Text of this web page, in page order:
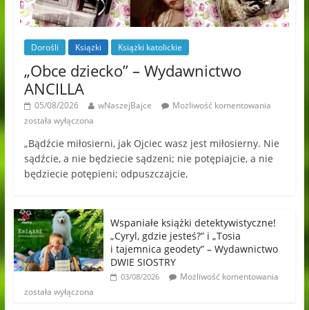
Dorośli Książki Książki katolickie
„Obce dziecko” – Wydawnictwo
ANCILLA
05/08/2026 wNaszejBajce
Możliwość komentowania
została wyłączona
„Bądźcie miłosierni, jak Ojciec wasz jest miłosierny. Nie
sądźcie, a nie będziecie sądzeni; nie potępiajcie, a nie
będziecie potępieni; odpuszczajcie,
Wspaniałe książki detektywistyczne!
„Cyryl, gdzie jesteś?” i „Tosia
i tajemnica geodety” – Wydawnictwo
DWIE SIOSTRY
03/08/2026
Możliwość komentowania
została wyłączona